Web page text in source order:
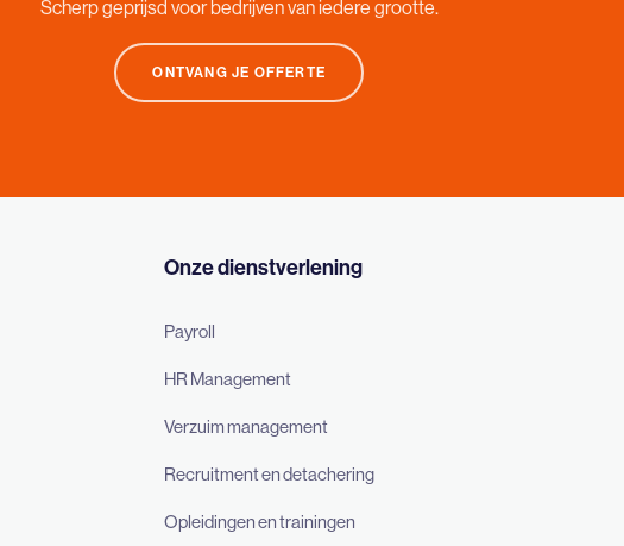
Scherp geprijsd voor bedrijven van iedere grootte.
ONTVANG JE OFFERTE
Onze dienstverlening
Payroll
HR Management
Verzuim management
Recruitment en detachering
Opleidingen en trainingen